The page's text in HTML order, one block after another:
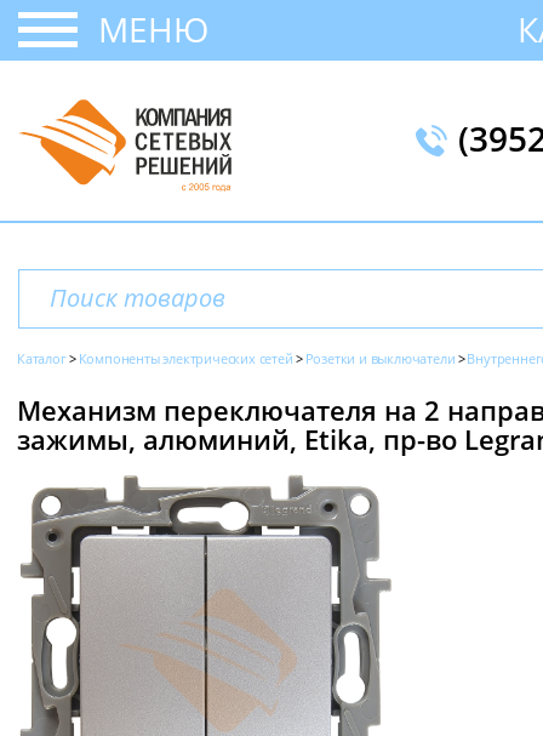
МЕНЮ
Каталог Компоненты электрических сетей Розетки и выключатели
Механизм переключателя на 2
зажимы, алюминий, Etika, пр-во